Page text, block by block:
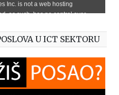
U ICT SEKTORU